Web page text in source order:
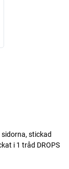
stickad
i 1 tråd DROPS